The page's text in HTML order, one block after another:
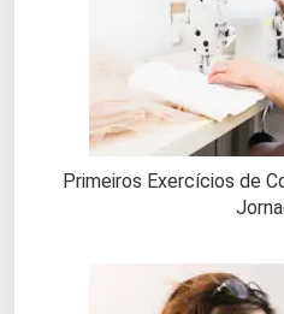
Primeiros Exercícios de